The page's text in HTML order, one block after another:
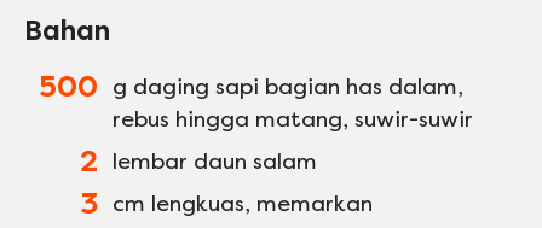
Bahan
500
g daging sapi bagian has dalam,
rebus hingga matang, suwir-suwir
2 lembar daun salam
3 cm lengkuas, memarkan